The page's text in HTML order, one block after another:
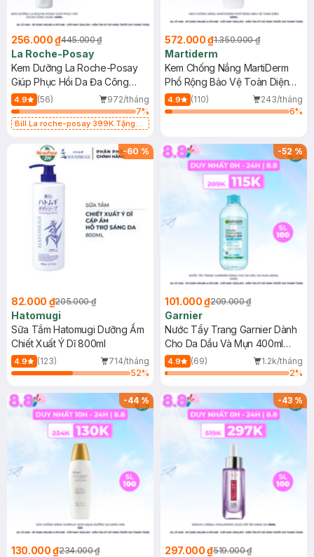
256.000 ₫445.000 ₫
La Roche-Posay
Kem Dưỡng La Roche-Posay
Giúp Phục Hồi Da Đa Công
Dụng 40ml
4.9 (56)
972/tháng
7%
Bill La roche-posay 399K Tặng
(SL có hạn)
572.000 ₫1.350.000 ₫
Martiderm
Kem Chống Nắng MartiDerm
Phổ Rộng Bảo Vệ Toàn Diện
40ml
4.9 (110)
243/tháng
6%
-60 %
82.000 ₫205.000 ₫
Hatomugi
Sữa Tắm Hatomugi Dưỡng Ẩm
Chiết Xuất Ý Dĩ 800ml
4.9 (123)
714/tháng
52%
-52%
101.000 ₫209.000 ₫
Garnier
Nước Tẩy Trang Garnier Dành
Cho Da Dầu Và Mụn 400ml
(Mới)
4.9 (69)
1.2k/tháng
2%
-44%
130.000 ₫234.000 ₫
-43%
297.000 ₫519.000 ₫